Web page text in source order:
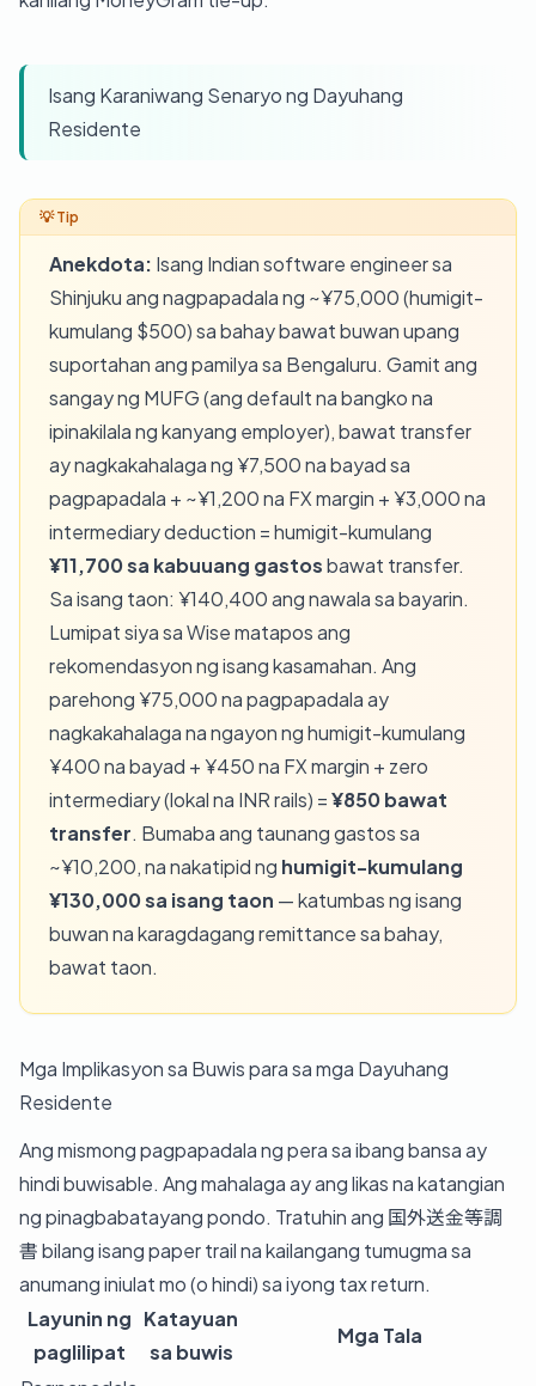
Isang Karaniwang Senaryo ng Dayuhang
Residente
Anekdota: Isang Indian software engineer sa
Shinjuku ang nagpapadala ng ~¥75,000 (humigit-
kumulang $500) sa bahay bawat buwan upang
suportahan ang pamilya sa Bengaluru. Gamit ang
sangay ng MUFG (ang default na bangko na
ipinakilala ng kanyang employer), bawat transfer
ay nagkakahalaga ng ¥7,500 na bayad sa
pagpapadala + ~¥1,200 na FX margin + ¥3,000 na
intermediary deduction = humigit-kumulang
¥11,700 sa kabuuang gastosbawat transfer.
Sa isang taon: ¥140,400 ang nawala sa bayarin.
Lumipat siya sa Wise matapos ang
rekomendasyon ng isang kasamahan. Ang
parehong ¥75,000 na pagpapadala ay
nagkakahalaga na ngayon ng humigit-kumulang
¥400 na bayad + ¥450 na FX margin + zero
intermediary (lokal na INR rails) =¥850 bawat
transfer. Bumaba ang taunang gastos sa
~¥10,200, na nakatipid ng humigit-kumulang
¥130,000 sa isang taon — katumbas ng isang
buwan na karagdagang remittance sa bahay,
bawat taon.
Mga Implikasyon sa Buwis para sa mga Dayuhang
Residente
Ang mismong pagpapadala ng pera sa ibang bansa ay
hindi buwisable. Ang mahalaga ay ang likas na katangian
ng pinagbabatayang pondo. Tratuhin ang 国外送金等調
書 bilang isang paper trail na kailangang tumugma sa
anumang iniulat mo (o hindi) sa iyong tax return.
Layunin ng
paglilipat
Katayuan
sa buwis
Mga Tala